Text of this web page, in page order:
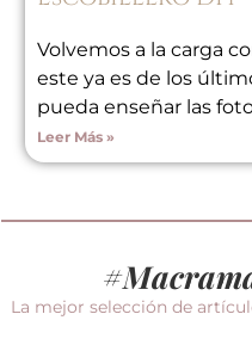
Volvemos a la carga
este ya es de los
pueda enseñar las
Leer Más »
#
La mejor selección de